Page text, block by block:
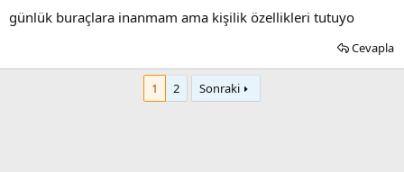
günlük buraçlara inanmam ama kişilik özellikleri tutuyo
Cevapla
1 2 Sonraki